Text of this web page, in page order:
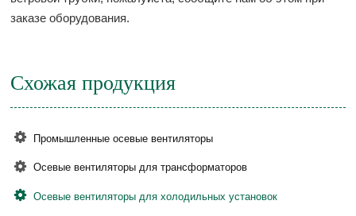
заказе оборудования.
Схожая продукция
Промышленные осевые вентиляторы
Осевые вентиляторы для трансформаторов
Осевые вентиляторы для холодильных установок